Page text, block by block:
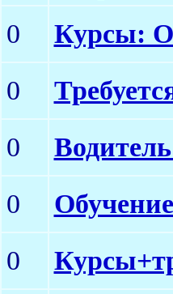
0 Курсы:
0
0
0
0